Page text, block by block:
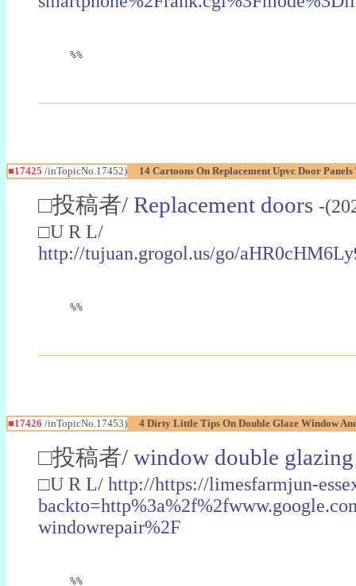
%%
■17425 /inTopicNo.17452) 14 Cartoons On Replacement Upvc Door
□投稿者/ Replacement doors -
□U R L/
http://tujuan.grogol.us/go/
%%
■17426 /inTopicNo.17453) 4 Dirty Little Tips On Double Glaze Window
□投稿者/ window double glazing
□U R L/ http://https://limesfarmjun-
windowrepair%2F
%%